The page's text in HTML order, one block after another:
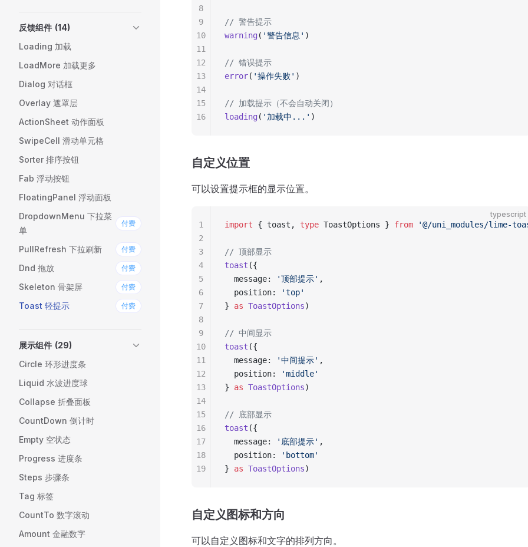
反馈组件 (14)
Loading 加载
LoadMore 加载更多
Dialog 对话框
Overlay 遮罩层
ActionSheet 动作面板
SwipeCell 滑动单元格
Sorter 排序按钮
Fab 浮动按钮
FloatingPanel 浮动面板
DropdownMenu 下拉菜
单
付费
PullRefresh 下拉刷新 付费
Dnd 拖放 付费
Skeleton 骨架屏 付费
Toast 轻提示 付费
展示组件 (29)
Circle 环形进度条
Liquid 水波进度球
Collapse 折叠面板
CountDown 倒计时
Empty 空状态
Progress 进度条
Steps 步骤条
Tag 标签
CountTo 数字滚动
Amount 金融数字
// 警告提示
warning ( '警告信息' )
// 错误提示
error( '操作失败' )
// 加载提示（不会自动关闭）
loading ( '加载中...' )
8
9
10
11
12
13
14
15
16
自定义位置
可以设置提示框的显示位置。
typescript
import { toast, type ToastOptions } from '@/uni_modules/lime-
// 顶部显示
toast ({
  message:
'顶部提示' ,
  position:
'top'
} as ToastOptions)
// 中间显示
toast ({
  message:
'中间提示' ,
  position:
'middle'
} as ToastOptions)
// 底部显示
toast ({
  message:
'底部提示' ,
  position:
'bottom'
} as ToastOptions)
1
2
3
4
5
6
7
8
9
10
11
12
13
14
15
16
17
18
19
自定义图标和方向
可以自定义图标和文字的排列方向。